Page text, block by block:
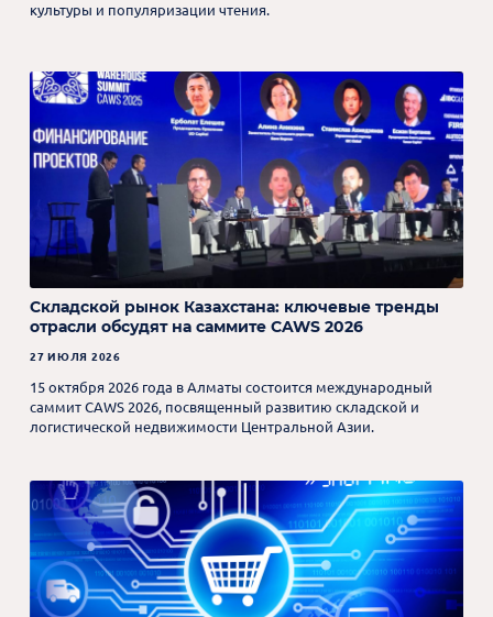
культуры и популяризации чтения.
Складской рынок Казахстана: ключевые тренды
отрасли обсудят на саммите CAWS 2026
27 ИЮЛЯ 2026
15 октября 2026 года в Алматы состоится международный
саммит CAWS 2026, посвященный развитию складской и
логистической недвижимости Центральной Азии.